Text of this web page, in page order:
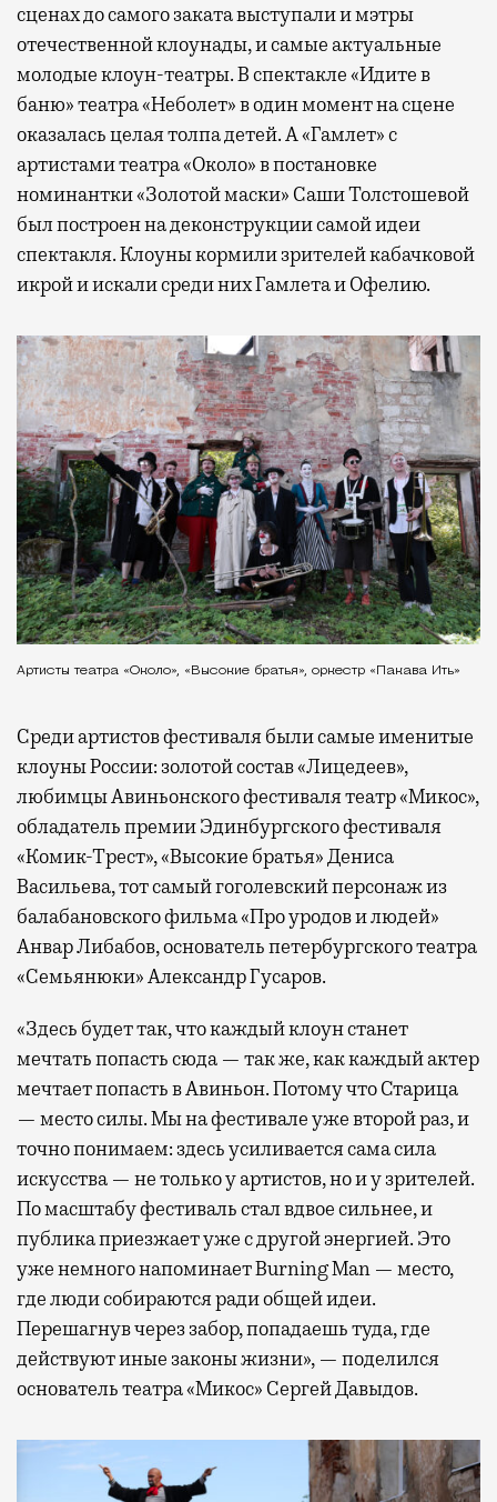
сценах до самого заката выступали и мэтры
отечественной клоунады, и самые актуальные
молодые клоун-театры. В спектакле «Идите в
баню» театра «Неболет» в один момент на сцене
оказалась целая толпа детей. А «Гамлет» с
артистами театра «Около» в постановке
номинантки «Золотой маски» Саши Толстошевой
был построен на деконструкции самой идеи
спектакля. Клоуны кормили зрителей кабачковой
икрой и искали среди них Гамлета и Офелию.
Артисты театра «Около», «Высокие братья», оркестр «Пакава Ить»
Среди артистов фестиваля были самые именитые
клоуны России: золотой состав «Лицедеев»,
любимцы Авиньонского фестиваля театр «Микос»,
обладатель премии Эдинбургского фестиваля
«Комик-Трест», «Высокие братья» Дениса
Васильева, тот самый гоголевский персонаж из
балабановского фильма «Про уродов и людей»
Анвар Либабов, основатель петербургского театра
«Семьянюки» Александр Гусаров.
«Здесь будет так, что каждый клоун станет
мечтать попасть сюда — так же, как каждый актер
мечтает попасть в Авиньон. Потому что Старица
— место силы. Мы на фестивале уже второй раз, и
точно понимаем: здесь усиливается сама сила
искусства — не только у артистов, но и у зрителей.
По масштабу фестиваль стал вдвое сильнее, и
публика приезжает уже с другой энергией. Это
уже немного напоминает Burning Man — место,
где люди собираются ради общей идеи.
Перешагнув через забор, попадаешь туда, где
действуют иные законы жизни», — поделился
основатель театра «Микос» Сергей Давыдов.